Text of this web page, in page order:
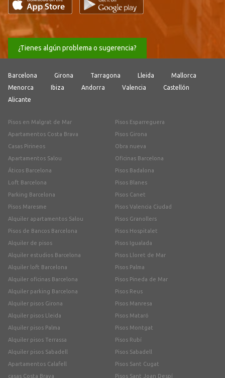
¿Tienes algún problema o sugerencia?
Barcelona Girona Tarragona Lleida
Mallorca
Menorca
Ibiza Andorra Valencia
Castellón
Alicante
Pisos en Malgrat de Mar
Apartamentos Costa Brava
Casas Pirineos
Apartamentos Salou
Áticos Barcelona
Loft Barcelona
Parking Barcelona
Pisos Maresme
Alquiler apartamentos Salou
Pisos de Bancos Barcelona
Alquiler de pisos
Alquiler estudios Barcelona
Alquiler loft Barcelona
Alquiler oficinas Barcelona
Alquiler parking Barcelona
Alquiler pisos Girona
Alquiler pisos Lleida
Alquiler pisos Palma
Alquiler pisos Terrassa
Alquiler pisos Sabadell
Apartamentos Calafell
casas Costa Brava
Pisos Esparreguera
Pisos Girona
Obra nueva
Oficinas Barcelona
Pisos Badalona
Pisos Blanes
Pisos Canet
Pisos Valencia Ciudad
Pisos Granollers
Pisos Hospitalet
Pisos Igualada
Pisos Lloret de Mar
Pisos Palma
Pisos Pineda de Mar
Pisos Reus
Pisos Manresa
Pisos Mataró
Pisos Montgat
Pisos Rubí
Pisos Sabadell
Pisos Sant Cugat
Pisos Sant Joan Despí